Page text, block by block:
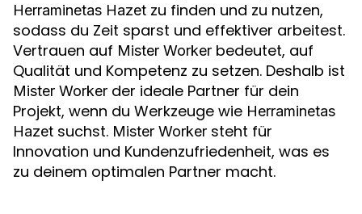
Herraminetas Hazet zu finden und zu nutzen,
sodass du Zeit sparst und effektiver arbeitest.
Vertrauen auf Mister Worker bedeutet, auf
Qualität und Kompetenz zu setzen. Deshalb ist
Mister Worker der ideale Partner für dein
Projekt, wenn du Werkzeuge wie Herraminetas
Hazet suchst. Mister Worker steht für
Innovation und Kundenzufriedenheit, was es
zu deinem optimalen Partner macht.